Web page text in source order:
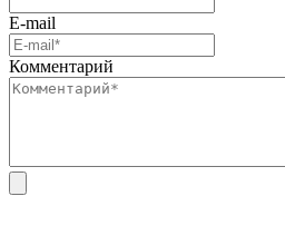
E-mail
Комментарий